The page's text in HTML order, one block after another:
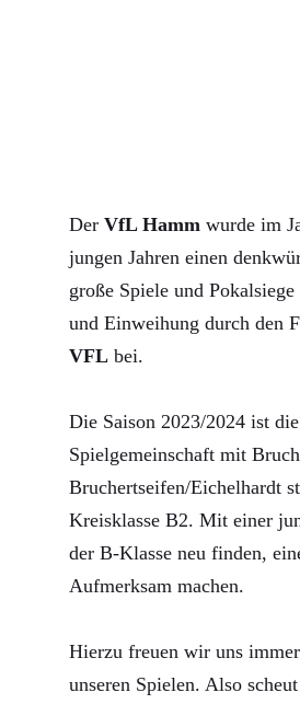
Der VfL Hamm wurde im
jungen Jahren einen
große Spiele und
und Einweihung durch den
VFL bei.
Die Saison 2023/2024 ist
Spielgemeinschaft mit
Bruchertseifen/Eichelhardt
Kreisklasse B2. Mit einer
der B-Klasse neu finden,
Aufmerksam machen.
Hierzu freuen wir uns
unseren Spielen. Also